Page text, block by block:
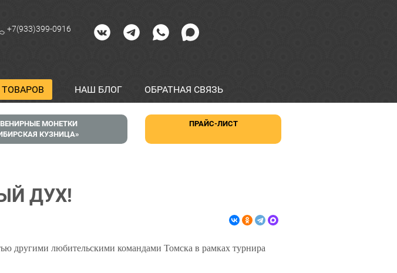
+7(933)399-0916
ТОВАРОВ НАШ БЛОГ ОБРАТНАЯ СВЯЗЬ
МОНЕТКИ
КУЗНИЦА
ПРАЙС-ЛИСТ
ДУХ!
другими любительскими командами Томска в рамках турнира